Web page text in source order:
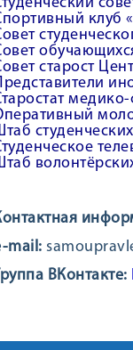
клуб
старост
mail:
ВКонтакте: